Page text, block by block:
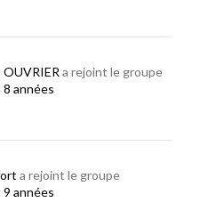
a rejoint le groupe
8 années
a rejoint le groupe
9 années